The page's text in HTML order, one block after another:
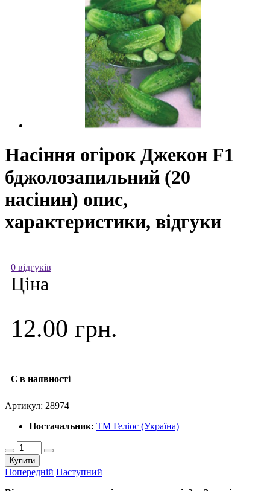
Насіння огірок Джекон F1
бджолозапильний (20
насінин) опис,
характеристики, відгуки
0 відгуків
Ціна
12.00 грн.
Є в наявності
Артикул: 28974
Постачальник: ТМ Геліос (Україна)
Купити
Попередній Наступний